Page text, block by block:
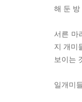
해 둔 방
서른 마
지 개미
보이는
일개미